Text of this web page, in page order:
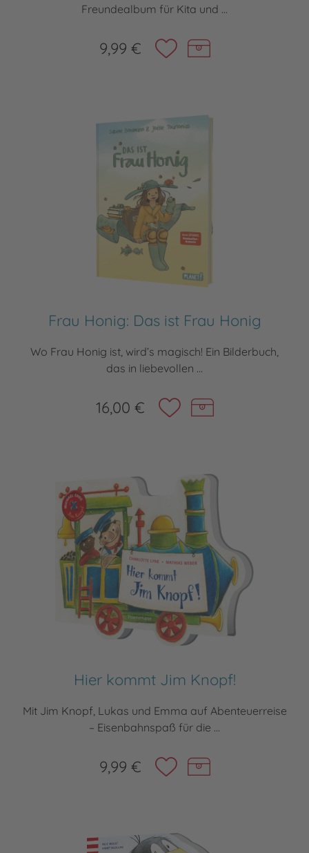
Freundealbum für Kita und ...
9,99 €
Frau Honig: Das ist Frau Honig
Wo Frau Honig ist, wird’s magisch! Ein Bilderbuch,
das in liebevollen ...
16,00 €
Hier kommt Jim Knopf!
Mit Jim Knopf, Lukas und Emma auf Abenteuerreise
– Eisenbahnspaß für die ...
9,99 €